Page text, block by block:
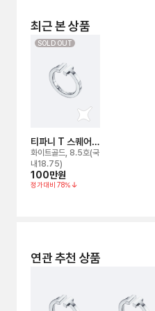
최근 본 상품
SOLD OUT
티파니 T 스퀘어
링
화이트골드, 8.5호(국
내18.75)
100만원
정가대비 78%
연관 추천 상품